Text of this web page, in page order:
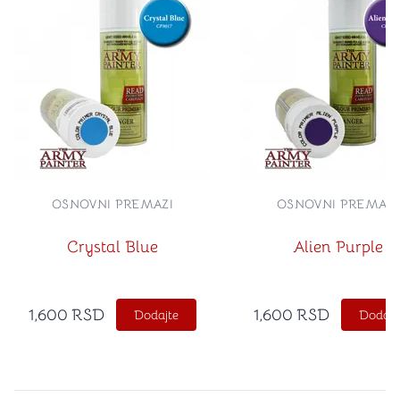
Crystal Blue
OSNOVNI PREMAZI
1,600 RSD Dodajte
Alien Purple
OSNOVNI PREMAZI
1,600 RSD